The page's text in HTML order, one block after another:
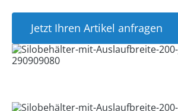
Jetzt Ihren Artikel anfragen